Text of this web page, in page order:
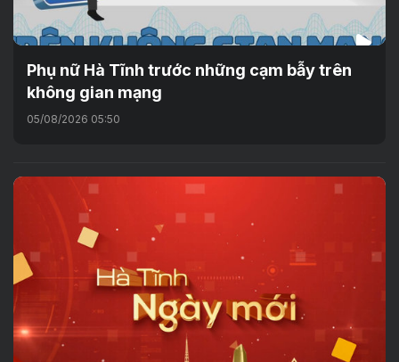
Phụ nữ Hà Tĩnh trước những cạm bẫy trên
không gian mạng
05/08/2026 05:50